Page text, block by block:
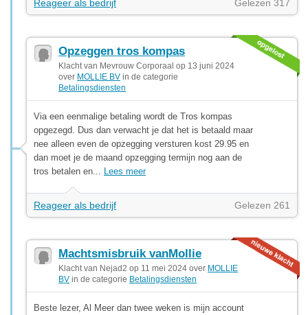
Reageer als bedrijf
Gelezen 317
Opzeggen tros kompas
Klacht van Mevrouw Corporaal op 13 juni 2024
over MOLLIE BV in de categorie
Betalingsdiensten
Via een eenmalige betaling wordt de Tros kompas
opgezegd. Dus dan verwacht je dat het is betaald maar
nee alleen even de opzegging versturen kost 29.95 en
dan moet je de maand opzegging termijn nog aan de
tros betalen en... Lees meer
Reageer als bedrijf Gelezen 261
Machtsmisbruik vanMollie
Klacht van Nejad2 op 11 mei 2024 over MOLLIE
BV in de categorie Betalingsdiensten
Beste lezer, Al Meer dan twee weken is mijn account